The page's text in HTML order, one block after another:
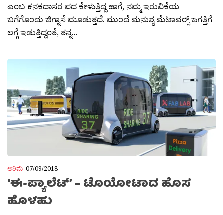
ಎಂಬ ಕನಕದಾಸರ ಪದ ಕೇಳುತ್ತಿದ್ದ ಹಾಗೆ, ನಮ್ಮ ಇರುವಿಕೆಯ
ಬಗೆಗೊಂದು ಜಿಗ್ನಾಸೆ ಮೂಡುತ್ತದೆ. ಮುಂದೆ ಮನುಶ್ಯ ಮೆಟಾವರ್ಸ್‍‍ ಜಗತ್ತಿಗೆ
ಲಗ್ಗೆ ಇಡುತ್ತಿದ್ದಂತೆ, ತನ್ನ...
ಅರಿಮೆ 07/09/2018
‘ಈ-ಪ್ಯಾಲೆಟ್’ – ಟೊಯೋಟಾದ ಹೊಸ
ಹೊಳಹು